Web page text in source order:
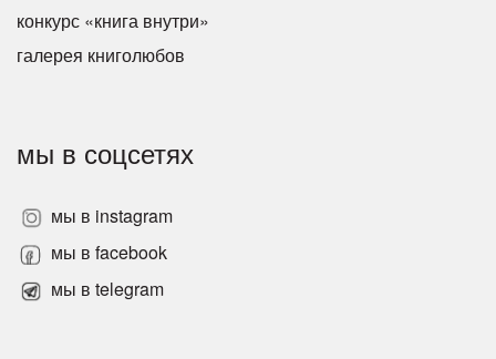
конкурс «книга внутри»
галерея книголюбов
мы в соцсетях
мы в instagram
мы в facebook
мы в telegram